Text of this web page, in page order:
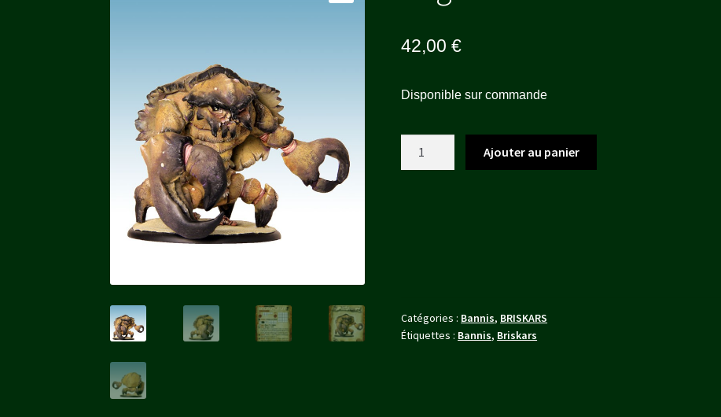
42,00€
Disponible sur commande
Ajouter au panier
Catégories : Bannis, BRISKARS
Étiquettes : Bannis, Briskars